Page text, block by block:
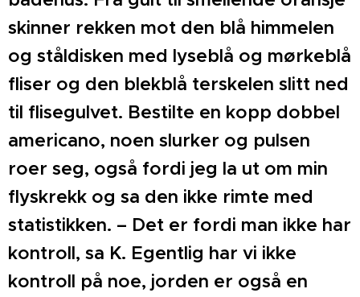
skinner rekken mot den blå himmelen
og ståldisken med lyseblå og mørkeblå
fliser og den blekblå terskelen slitt ned
til flisegulvet. Bestilte en kopp dobbel
americano, noen slurker og pulsen
roer seg, også fordi jeg la ut om min
flyskrekk og sa den ikke rimte med
statistikken. – Det er fordi man ikke har
kontroll, sa K. Egentlig har vi ikke
kontroll på noe, jorden er også en